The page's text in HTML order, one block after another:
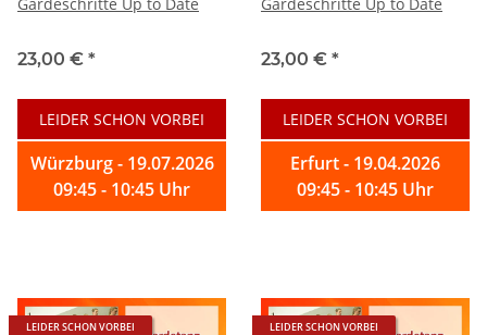
23,00 € *
LEIDER SCHON VORBEI
Würzburg - 19.07.2026
09:45 - 10:45 Uhr
23,00 € *
LEIDER SCHON VORBEI
Erfurt - 19.04.2026
09:45 - 10:45 Uhr
LEIDER SCHON VORBEI LEIDER SCHON VORBEI